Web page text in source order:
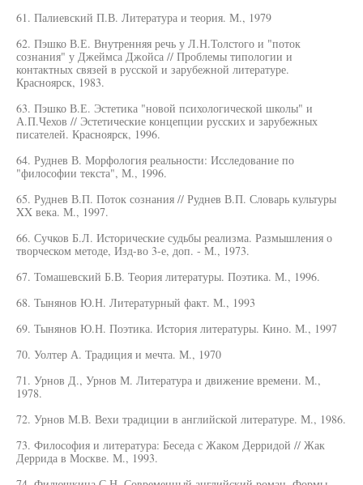
61. Палиевский П.В. Литература и теория. М., 1979
62. Пэшко В.Е. Внутренняя речь у Л.Н.Толстого и "поток
сознания" у Джеймса Джойса // Проблемы типологии и
контактных связей в русской и зарубежной литературе.
Красноярск, 1983.
63. Пэшко В.Е. Эстетика "новой психологической школы" и
А.П.Чехов // Эстетические концепции русских и зарубежных
писателей. Красноярск, 1996.
64. Руднев В. Морфология реальности: Исследование по
"философии текста", М., 1996.
65. Руднев В.П. Поток сознания // Руднев В.П. Словарь культуры
XX века. М., 1997.
66. Сучков Б.Л. Исторические судьбы реализма. Размышления о
творческом методе, Изд-во 3-е, доп. - М., 1973.
67. Томашевский Б.В. Теория литературы. Поэтика. М., 1996.
68. Тынянов Ю.Н. Литературный факт. М., 1993
69. Тынянов Ю.Н. Поэтика. История литературы. Кино. М., 1997
70. Уолтер А. Традиция и мечта. М., 1970
71. Урнов Д., Урнов М. Литература и движение времени. М.,
1978.
72. Урнов М.В. Вехи традиции в английской литературе. М., 1986.
73. Философия и литература: Беседа с Жаком Дерридой // Жак
Деррида в Москве. М., 1993.